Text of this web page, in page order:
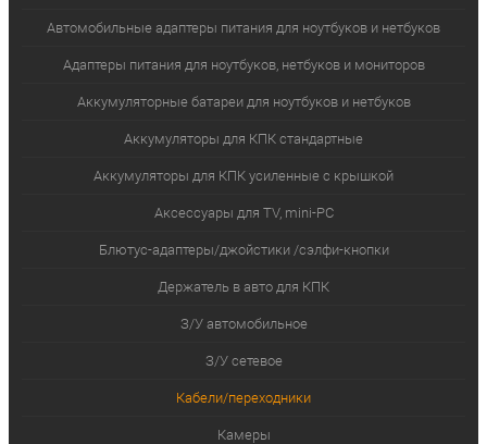
Автомобильные адаптеры питания для ноутбуков и нетбуков
Адаптеры питания для ноутбуков, нетбуков и мониторов
Аккумуляторные батареи для ноутбуков и нетбуков
Аккумуляторы для КПК стандартные
Аккумуляторы для КПК усиленные с крышкой
Аксессуары для TV, mini-PC
Блютус-адаптеры/джойстики /сэлфи-кнопки
Держатель в авто для КПК
З/У автомобильное
З/У сетевое
Кабели/переходники
Камеры